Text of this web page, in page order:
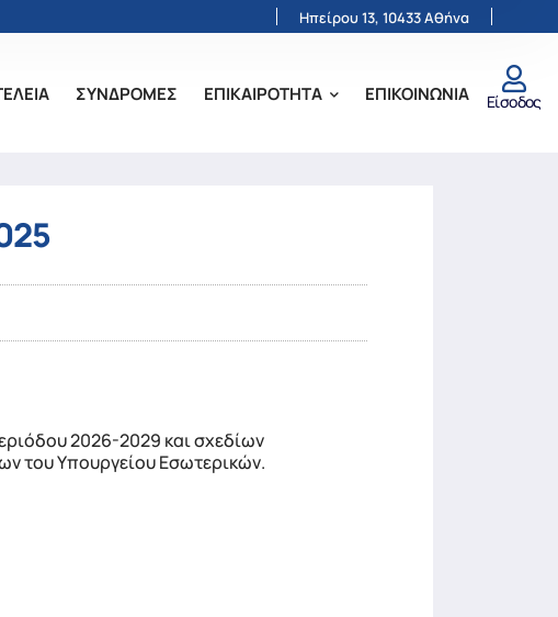
Ηπείρου 13, 10433 Αθήνα
ΣΥΝΔΡΟΜΕΣ ΕΠΙΚΑΙΡΟΤΗΤΑ ΕΠΙΚΟΙΝΩΝΙΑ Είσοδος
2026-2029 και σχεδίων
του Υπουργείου Εσωτερικών.